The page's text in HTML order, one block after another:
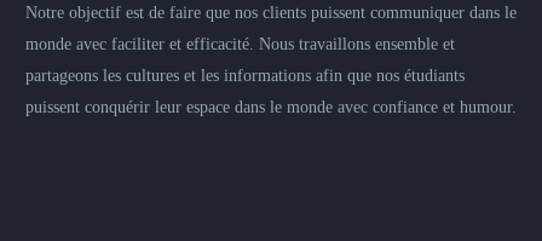
Notre objectif est de faire que nos clients puissent communiquer dans le
monde avec faciliter et efficacité. Nous travaillons ensemble et
partageons les cultures et les informations afin que nos étudiants
puissent conquérir leur espace dans le monde avec confiance et humour.